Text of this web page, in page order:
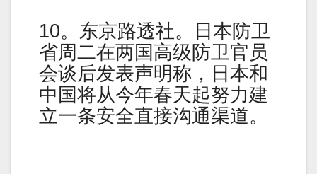
10。东京路透社。日本防卫
省周二在两国高级防卫官员
会谈后发表声明称，日本和
中国将从今年春天起努力建
立一条安全直接沟通渠道。